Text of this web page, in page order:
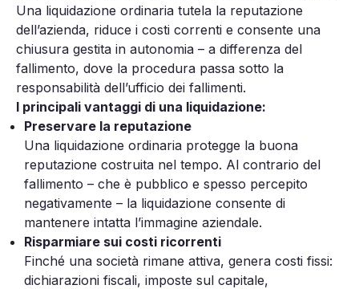
Una liquidazione ordinaria tutela la reputazione
dell’azienda, riduce i costi correnti e consente una
chiusura gestita in autonomia – a differenza del
fallimento, dove la procedura passa sotto la
responsabilità dell’ufficio dei fallimenti.
I principali vantaggi di una liquidazione:
Preservare la reputazione
Una liquidazione ordinaria protegge la buona
reputazione costruita nel tempo. Al contrario del
fallimento – che è pubblico e spesso percepito
negativamente – la liquidazione consente di
mantenere intatta l’immagine aziendale.
Risparmiare sui costi ricorrenti
Finché una società rimane attiva, genera costi fissi:
dichiarazioni fiscali, imposte sul capitale,